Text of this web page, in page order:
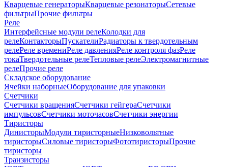
Кварцевые генераторыКварцевые резонаторыСетевые
фильтрыПрочие фильтры
Реле
Интерфейсные модули релеКолодки для
релеКонтакторыПускателиРадиаторы к твердотельным
релеРеле времениРеле давленияРеле контроля фазРеле
токаТвердотельные релеТепловые релеЭлектромагнитные
релеПрочие реле
Складское оборудование
Ячейки наборныеОборудование для упаковки
Счетчики
Счетчики вращенияСчетчики гейгераСчетчики
импульсовСчетчики моточасовСчетчики энергии
Тиристоры
ДинисторыМодули тиристорныеНизковольтные
тиристорыСиловые тиристорыФототиристорыПрочие
тиристоры
Транзисторы